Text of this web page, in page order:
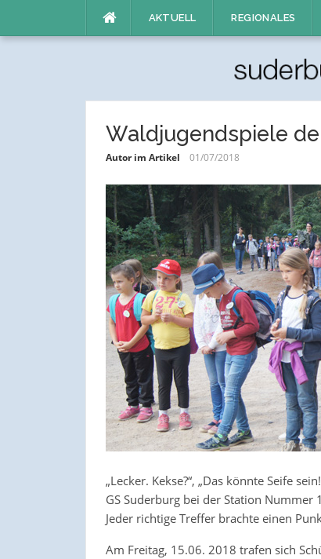
AKTUELL REGIONALES
Waldjugendspiele
Autor im Artikel 01/07/2018
„Lecker. Kekse?“, „Das könnte Seife
GS Suderburg bei der Station Nummer
Jeder richtige Treffer brachte einen
Am Freitag, 15.06. 2018 trafen sich